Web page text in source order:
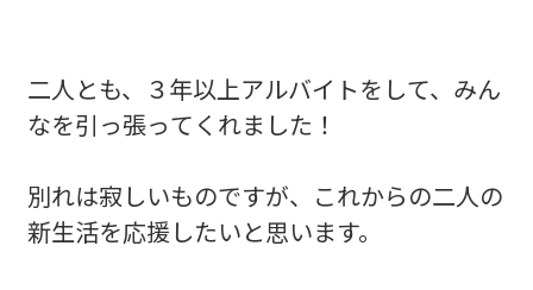
二人とも、３年以上アルバイトをして、みん
なを引っ張ってくれました！
別れは寂しいものですが、これからの二人の
新生活を応援したいと思います。